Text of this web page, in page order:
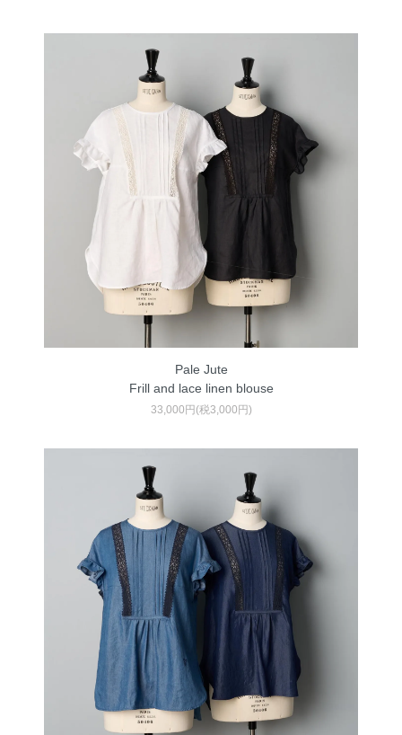
Pale Jute
Frill and lace linen blouse
33,000円(税3,000円)